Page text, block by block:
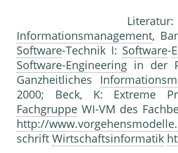
Informationsmanagement,
Software-Technik I: Software-
Software-Engineering in der
Ganzheitliches
2000; Beck, K: Extreme
Fachgruppe WI-VM des
http://
schrift Wirtschaftsinformatik